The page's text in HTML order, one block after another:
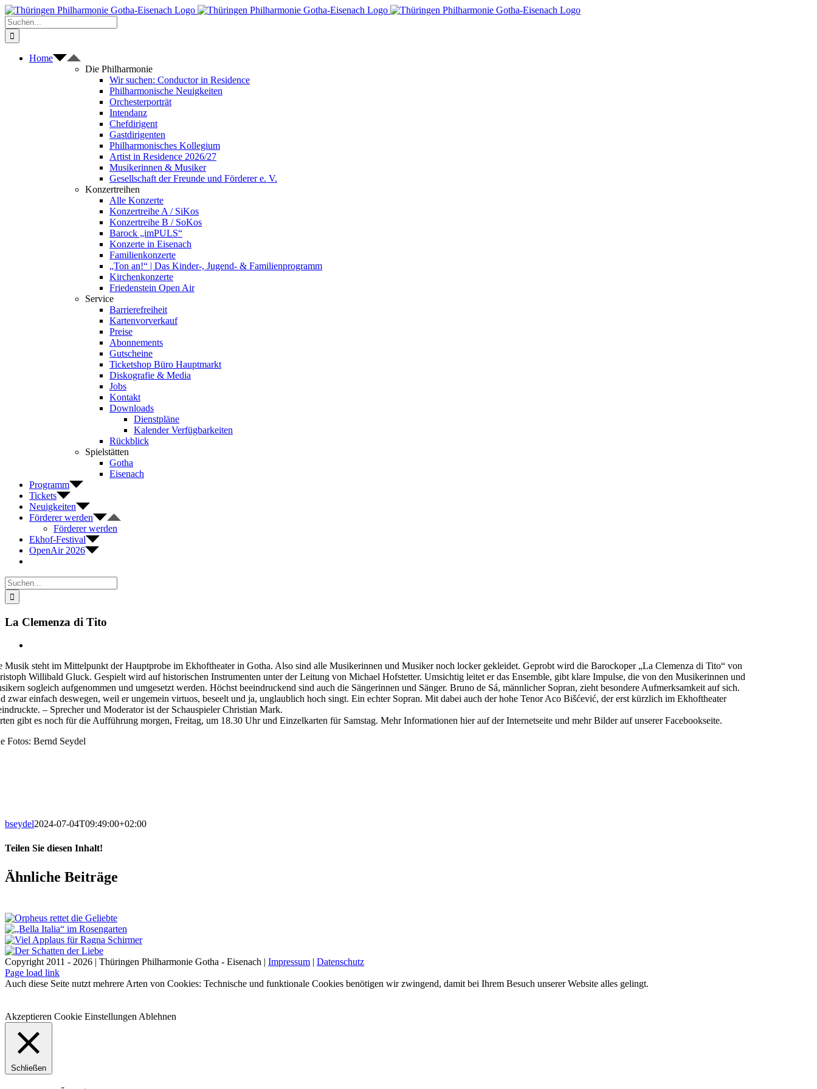
Zum
Inhalt
springen
Suche
nach:
Home
Die Philharmonie
Wir suchen: Conductor in Residence
Philharmonische Neuigkeiten
Orchesterporträt
Intendanz
Chefdirigent
Gastdirigenten
Philharmonisches Kollegium
Artist in Residence 2026/27
Musikerinnen & Musiker
Gesellschaft der Freunde und Förderer e. V.
Konzertreihen
Alle Konzerte
Konzertreihe A / SiKos
Konzertreihe B / SoKos
Barock „imPULS“
Konzerte in Eisenach
Familienkonzerte
„Ton an!“ | Das Kinder-, Jugend- & Familienprogramm
Kirchenkonzerte
Friedenstein Open Air
Service
Barrierefreiheit
Kartenvorverkauf
Preise
Abonnements
Gutscheine
Ticketshop Büro Hauptmarkt
Diskografie & Media
Jobs
Kontakt
Downloads
Dienstpläne
Kalender Verfügbarkeiten
Rückblick
Spielstätten
Gotha
Eisenach
Programm
Tickets
Neuigkeiten
Förderer werden
Förderer werden
Ekhof-Festival
OpenAir 2026
Suche
nach:
La Clemenza di Tito
Bild
Musik steht im Mittelpunkt der Hauptprobe im Ekhoftheater in Gotha. Also sind alle Musikerinnen und Musiker noch locker gekleidet. Geprobt wird die Barockoper „La Clemenza di Tito“ von
Willibald Gluck. Gespielt wird auf historischen Instrumenten unter der Leitung von Michael Hofstetter. Umsichtig leitet er das Ensemble, gibt klare Impulse, die von den Musikerinnen und
sogleich aufgenommen und umgesetzt werden. Höchst beeindruckend sind auch die Sängerinnen und Sänger. Bruno de Sá, männlicher Sopran, zieht besondere Aufmerksamkeit auf sich.
zwar einfach deswegen, weil er ungemein virtuos, beseelt und ja, unglaublich hoch singt. Ein echter Sopran. Mit dabei auch der hohe Tenor Aco Bišćević, der erst kürzlich im Ekhoftheater
– Sprecher und Moderator ist der Schauspieler Christian Mark.
gibt es noch für die Aufführung morgen, Freitag, um 18.30 Uhr und Einzelkarten für Samstag. Mehr Informationen hier auf der Internetseite und mehr Bilder auf unserer Facebookseite.
Fotos: Bernd Seydel
bseydel2024-07-04T09:49:00+02:00
Teilen Sie diesen Inhalt!
Facebook
X
LinkedIn
E-
Mail
Ähnliche Beiträge
Copyright 2011 - 2026 | Thüringen Philharmonie Gotha - Eisenach | Impressum | Datenschutz
Facebook
Instagram
WhatsApp
YouTube
E-
Mail
Telefon
Page load link
Auch diese Seite nutzt mehrere Arten von Cookies: Technische und funktionale Cookies benötigen wir zwingend, damit bei Ihrem Besuch unserer Website alles gelingt.
Akzeptieren Cookie Einstellungen Ablehnen
Schließen